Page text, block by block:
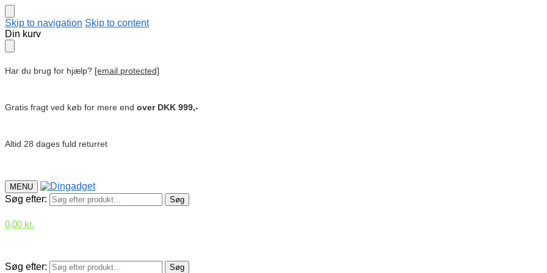
Skip to navigation Skip to content
Din kurv
Har du brug for hjælp? [email protected]
Gratis fragt ved køb for mere end over DKK 999,-
Altid 28 dages fuld returret
MENU
Søg efter: Søg
0,00 kr.
Søg efter: Søg